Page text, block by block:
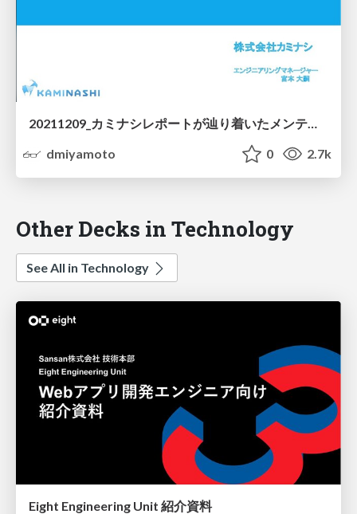
20211209_カミナシレポートが辿り着いたメンテナンスモードのあり方
dmiyamoto
0 2.7k
Other Decks in Technology
See All in Technology
Eight Engineering Unit 紹介資料